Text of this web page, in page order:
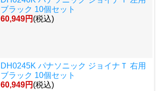
ブラック 10個セット
60,949円 (税込)
DH0245K パナソニック ジョイナＴ 右用
ブラック 10個セット
60,949円 (税込)